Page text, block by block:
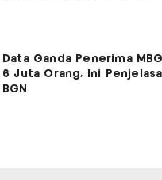
Data Ganda Penerima
6 Juta Orang, Ini
BGN